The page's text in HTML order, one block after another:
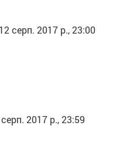
12 серп. 2017 р., 23:00
2017 р., 23:59